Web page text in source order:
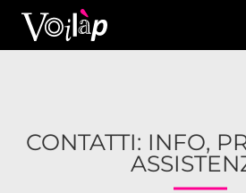
CONTATTI: INFO,